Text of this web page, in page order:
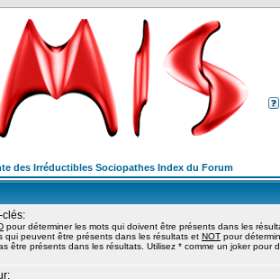
des Irréductibles Sociopathes Index du Forum
clés:
pour déterminer les mots qui doivent être présents dans les
qui peuvent être présents dans les résultats et NOT pour
être présents dans les résultats. Utilisez * comme un joker pour